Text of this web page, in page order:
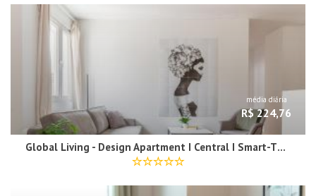
média diária
R$ 224,76
Global Living - Design Apartment I Central I Smart-TV I Kitchen I Berlin